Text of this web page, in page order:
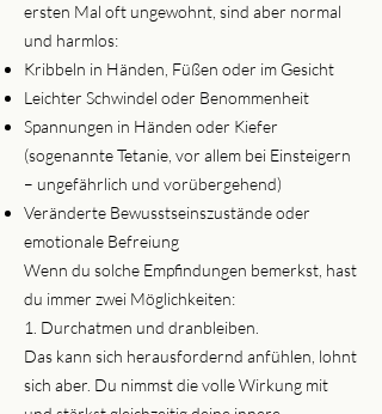
ersten Mal oft ungewohnt, sind aber normal
und harmlos:
Kribbeln in Händen, Füßen oder im Gesicht
Leichter Schwindel oder Benommenheit
Spannungen in Händen oder Kiefer
(sogenannte Tetanie, vor allem bei Einsteigern
– ungefährlich und vorübergehend)
Veränderte Bewusstseinszustände oder
emotionale Befreiung
Wenn du solche Empfindungen bemerkst, hast
du immer zwei Möglichkeiten:
1. Durchatmen und dranbleiben.
Das kann sich herausfordernd anfühlen, lohnt
sich aber. Du nimmst die volle Wirkung mit